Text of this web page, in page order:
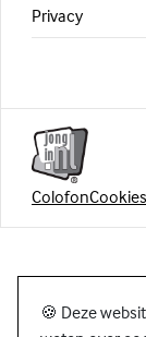
Privacy
ColofonCookies
🍪 Deze